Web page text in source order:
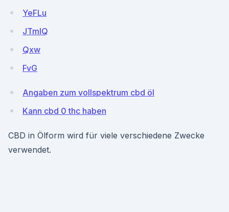
YeFLu
JTmlQ
Qxw
FvG
Angaben zum vollspektrum cbd öl
Kann cbd 0 thc haben
CBD in Ölform wird für viele verschiedene Zwecke
verwendet.